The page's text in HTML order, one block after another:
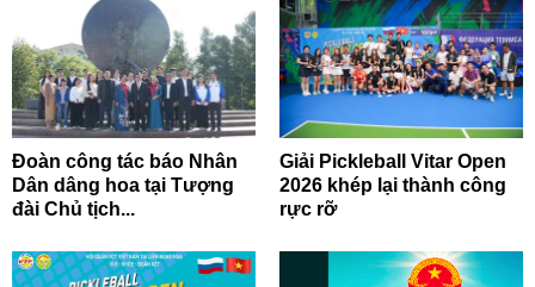
Đoàn công tác báo Nhân
Dân dâng hoa tại Tượng
đài Chủ tịch...
Giải Pickleball Vitar Open
2026 khép lại thành công
rực rỡ